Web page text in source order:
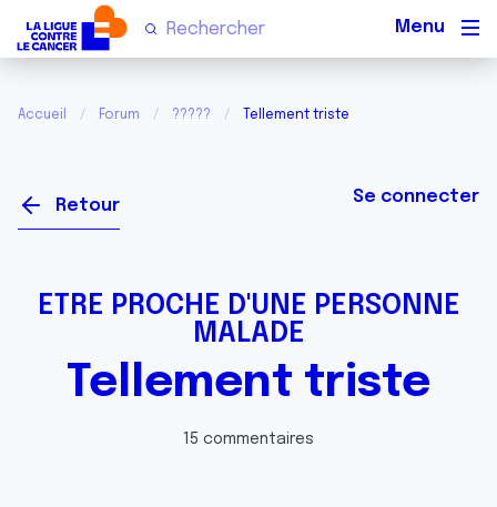
Accueil Forum ????? Tellement triste
Retour Se connecter
ETRE PROCHE D'UNE PERSONNE
MALADE
Tellement triste
15 commentaires